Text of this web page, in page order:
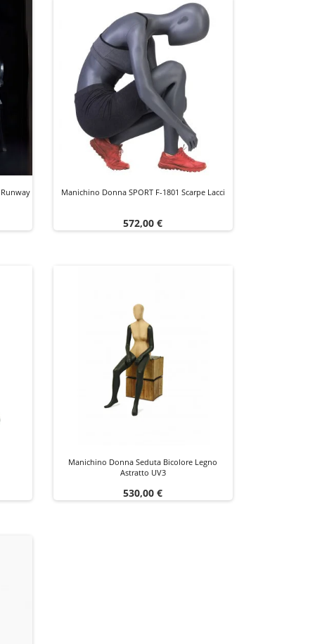
Manichino Donna SPORT F-1801 Scarpe Lacci
Prezzo
572,00 €
Manichino Donna Seduta Bicolore Legno
Astratto UV3
Prezzo
530,00 €